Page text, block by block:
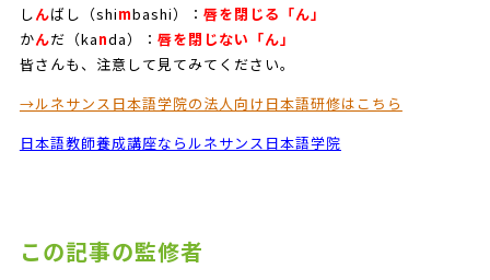
しんばし（shimbashi）： 唇を閉じる「ん」
かんだ（kanda）： 唇を閉じない「ん」
皆さんも、注意して見てみてください。
→ルネサンス日本語学院の法人向け日本語研修はこちら
日本語教師養成講座ならルネサンス日本語学院
この記事の監修者